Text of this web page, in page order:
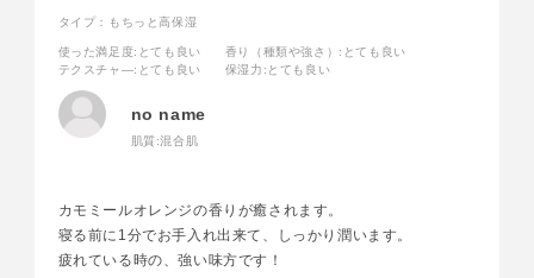
タイプ：もちっと高保湿
使った満足度:とても良い 香り（種類や強さ） :とても良い
テクスチャ―:とても良い 保湿力 :とても良い
no name
肌質:混合肌
カモミールオレンジの香りが癒されます。
寝る前に1分でお手入れ出来て、しっかり潤います。
疲れている時の、強い味方です！